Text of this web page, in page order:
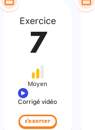
Exercice
7
Moyen
Corrigé vidéo
s'exercer